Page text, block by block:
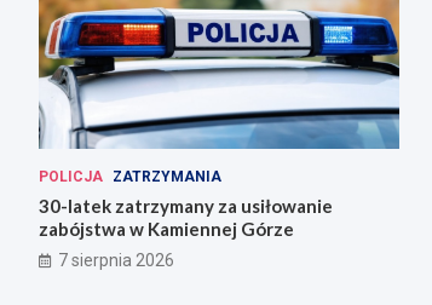
POLICJA ZATRZYMANIA
30-latek zatrzymany za usiłowanie
zabójstwa w Kamiennej Górze
7 sierpnia 2026